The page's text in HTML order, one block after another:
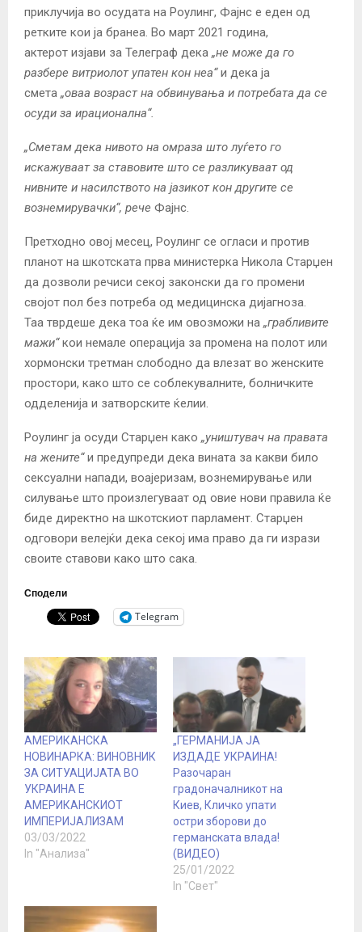
приклучија во осудата на Роулинг, Фајнс е еден од
ретките кои ја бранеа. Во март 2021 година,
актерот изјави за Телеграф дека „не може да го
разбере витриолот упатен кон неа“и дека ја
смета „оваа возраст на обвинувања и потребата да се
осуди за ирационална“.
„Сметам дека нивото на омраза што луѓето го
искажуваат за ставовите што се разликуваат од
нивните и насилството на јазикот кон другите се
вознемирувачки“, рече Фајнс.
Претходно овој месец, Роулинг се огласи и против
планот на шкотската прва министерка Никола Старџен
да дозволи речиси секој законски да го промени
својот пол без потреба од медицинска дијагноза.
Таа тврдеше дека тоа ќе им овозможи на „грабливите
мажи“кои немале операција за промена на полот или
хормонски третман слободно да влезат во женските
простори, како што се соблекувалните, болничките
одделенија и затворските ќелии.
Роулинг ја осуди Старџен како „уништувач на правата
на жените“и предупреди дека вината за какви било
сексуални напади, воајеризам, вознемирување или
силување што произлегуваат од овие нови правила ќе
биде директно на шкотскиот парламент. Старџен
одговори велејќи дека секој има право да ги изрази
своите ставови како што сака.
Сподели
Telegram
АМЕРИКАНСКА
НОВИНАРКА: ВИНОВНИК
ЗА СИТУАЦИЈАТА ВО
УКРАИНА Е
АМЕРИКАНСКИОТ
ИМПЕРИЈАЛИЗАМ
03/03/2022
In "Анализа"
„ГЕРМАНИЈА ЈА
ИЗДАДЕ УКРАИНА!
Разочаран
градоначалникот на
Киев, Кличко упати
остри зборови до
германската влада!
(ВИДЕО)
25/01/2022
In "Свет"